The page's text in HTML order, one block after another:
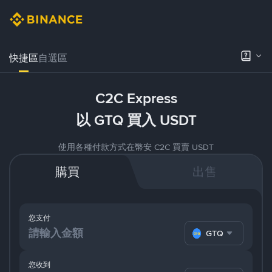
快捷區自選區
C2C Express
以 GTQ 買入 USDT
使用各種付款方式在幣安 C2C 買賣 USDT
購買 出售
您支付
GTQ
您收到